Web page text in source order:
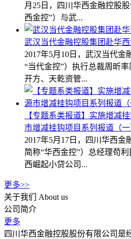
月25日，四川华西金融控股
西金控”）与武...
武汉当代金融控股集团赴华
2017年5月10日，武汉当代
“当代金控”）执行总裁周昕
开方、天乾资管...
【专题系类报道】实施增减
市增减挂钩项目系列报道（一
2017年5月17日，四川华西
简称“华西金控”）总经理苟
西崛起小贷公司...
更多>>
关于我们
About us
公司简介
更多
四川华西金融控股股份有限公司是